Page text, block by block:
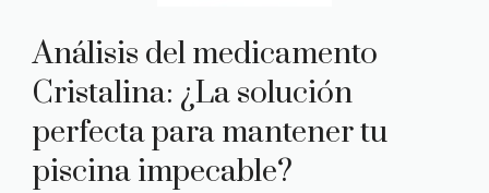
Análisis del medicamento
Cristalina: ¿La solución
perfecta para mantener tu
piscina impecable?